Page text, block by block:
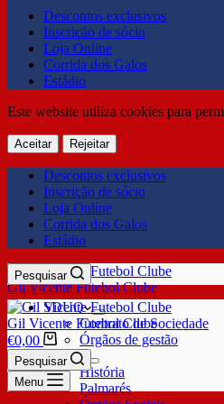
Descontos exclusivos
Inscrição de sócio
Loja Online
Corrida dos Galos
Estádio
Este website utiliza cookies para
Aceitar Rejeitar
Descontos exclusivos
Inscrição de sócio
Loja Online
Corrida dos Galos
Estádio
Gil Vicente Futebol Clube
Pesquisar
SDUQ
Contrato de Sociedade
Órgãos de gestão
Clube
História
Palmarés
Gil Vicente Futebol Clube
€0,00
Pesquisar
Menu